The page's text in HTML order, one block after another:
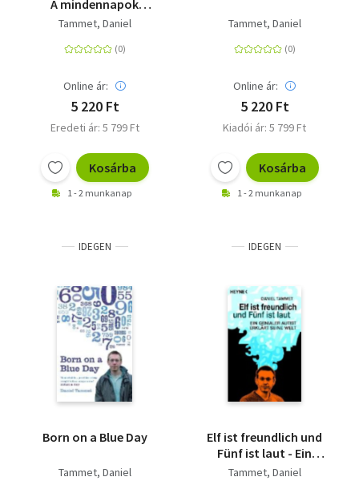
A mindennapok
matematikája
Tammet, Daniel
Online ár:
5 220 Ft
Eredeti ár: 5 799 Ft
Kosárba
1 - 2 munkanap
Tammet, Daniel
Online ár:
5 220 Ft
Kiadói ár: 5 799 Ft
Kosárba
1 - 2 munkanap
IDEGEN
Born on a Blue Day
Tammet, Daniel
IDEGEN
Elf ist freundlich und
Fünf ist laut - Ein
genialer Autist erklärt
Tammet, Daniel